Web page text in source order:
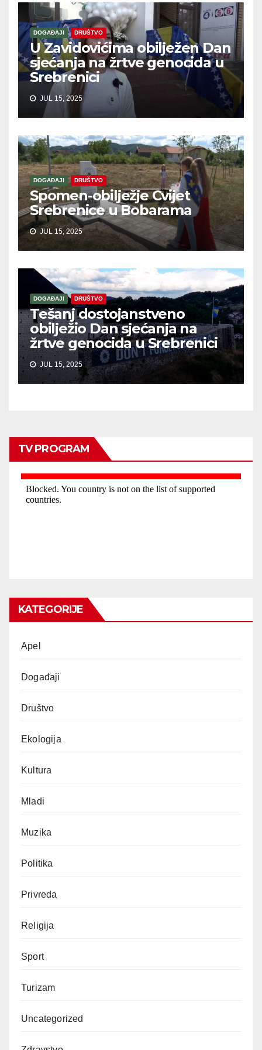
DOGAĐAJI DRUŠTVO
U Zavidovićima obilježen Dan
sjećanja na žrtve genocida u
Srebrenici
JUL 15, 2025
DOGAĐAJI DRUŠTVO
Spomen-obilježje Cvijet
Srebrenice u Bobarama
JUL 15, 2025
DOGAĐAJI DRUŠTVO
Tešanj dostojanstveno
obilježio Dan sjećanja na
žrtve genocida u Srebrenici
JUL 15, 2025
TV PROGRAM
KATEGORIJE
Apel
Događaji
Društvo
Ekologija
Kultura
Mladi
Muzika
Politika
Privreda
Religija
Sport
Turizam
Uncategorized